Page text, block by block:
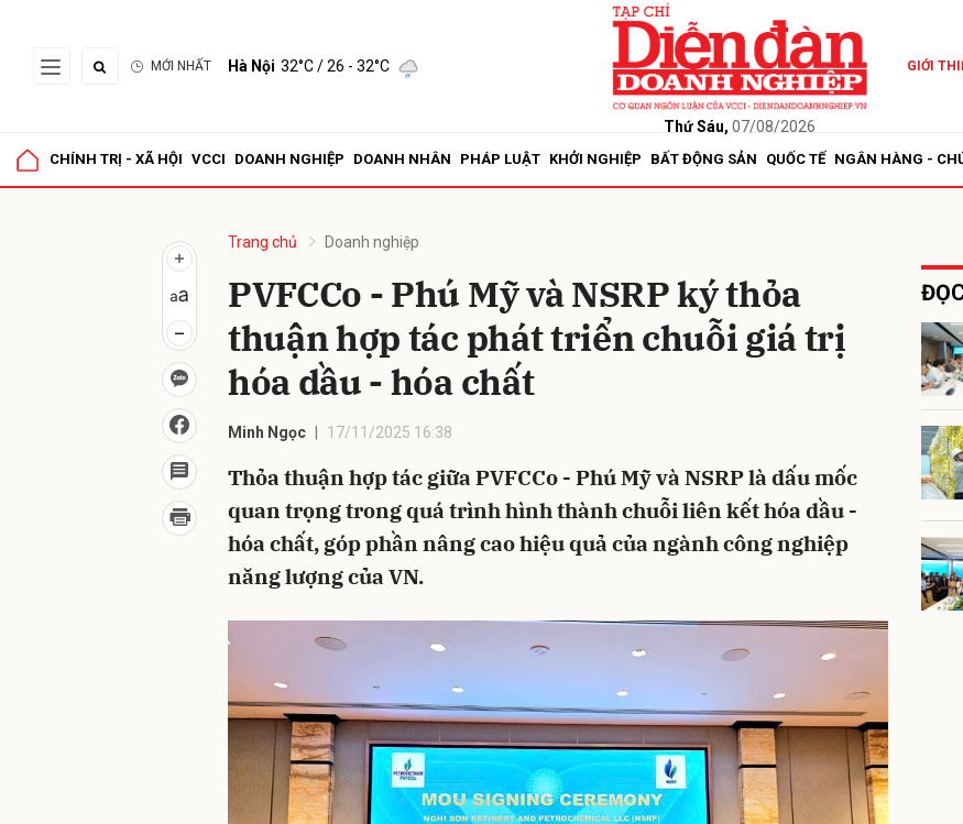
MỚI NHẤT Hà Nội 32°C/ 26 - 32°C
Thứ Sáu, 07/08/2026
GIỚI
CHÍNH TRỊ - XÃ HỘI VCCI DOANH NGHIỆP DOANH NHÂN PHÁP LUẬT KHỞI NGHIỆP BẤT ĐỘNG SẢN QUỐC TẾ NGÂN HÀNG -
Trang chủ Doanh nghiệp
PVFCCo - Phú Mỹ và NSRP ký thỏa
thuận hợp tác phát triển chuỗi giá trị
hóa dầu - hóa chất
Minh Ngọc 17/11/2025 16:38
Thỏa thuận hợp tác giữa PVFCCo - Phú Mỹ và NSRP là dấu mốc
quan trọng trong quá trình hình thành chuỗi liên kết hóa dầu -
hóa chất, góp phần nâng cao hiệu quả của ngành công nghiệp
năng lượng của VN.